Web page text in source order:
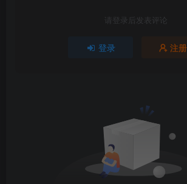
请登录后发表评论
登录 注册